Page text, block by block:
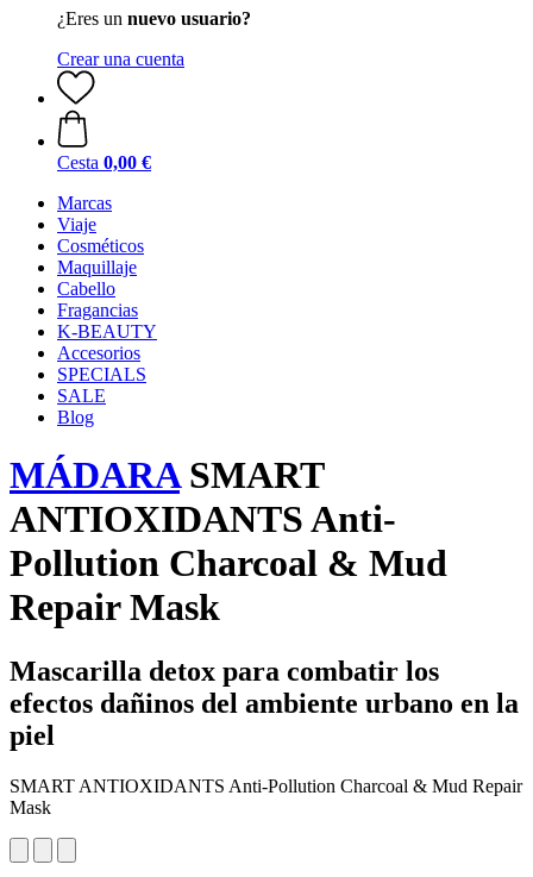
¿Eres un nuevo usuario?
Crear una cuenta
Cesta 0,00 €
Marcas
Viaje
Cosméticos
Maquillaje
Cabello
Fragancias
K-BEAUTY
Accesorios
SPECIALS
SALE
Blog
MÁDARASMART
ANTIOXIDANTS Anti-
Pollution Charcoal & Mud
Repair Mask
Mascarilla detox para combatir los
efectos dañinos del ambiente urbano en la
piel
SMART ANTIOXIDANTS Anti-Pollution Charcoal & Mud Repair
Mask